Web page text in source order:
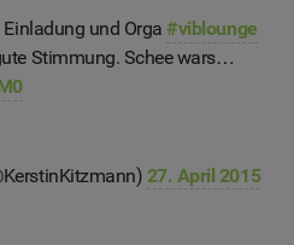
und Orga#viblounge
Stimmung. Schee wars…
27. April 2015